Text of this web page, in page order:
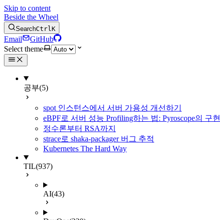
Skip to content
Beside the Wheel
SearchCtrlK
Email
GitHub
Select theme
공부(5)
spot 인스턴스에서 서버 가용성 개선하기
eBPF로 서버 성능 Profiling하는 법: Pyroscope의 구
정수론부터 RSA까지
strace로 shaka-packager 버그 추적
Kubernetes The Hard Way
TIL(937)
AI(43)